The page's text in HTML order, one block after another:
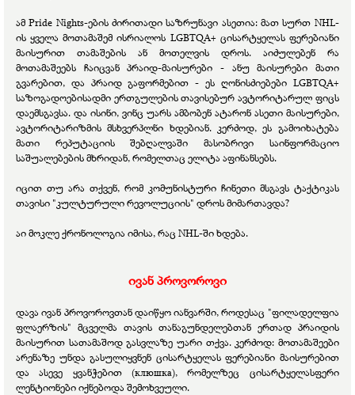
ამ Pride Nights-ების ძირითადი საზრუნავი ასეთია: მათ სურთ NHL-
ის ყველა მოთამაშემ ისრიალოს LGBTQA+ ცისარტყელას ფერებიანი
მაისურით თამაშების ან მოთელვის დროს. აიძულებენ რა
მოთამაშეებს ჩაიცვან პრაიდ-მაისურები - ანუ მაისურები მათი
გვარებით, და პრაიდ გაფორმებით - ეს ღონისძიებები LGBTQA+
საზოგადოებისადმი ერთგულების თავისებურ ავტორიტარულ ფიცს
დაემსგავსა. და ისინი, ვინც უარს ამბობენ ატარონ ასეთი მაისურები,
ავტორიტარიზმის მსხვერპლნი ხდებიან. კერძოდ, ეს გამოიხატება
მათი რეპუტაციის შებღალვაში მასობრივი საინფორმაციო
საშუალებების მხრიდან, რომელთაც ელიტა აფინანსებს.
იცით თუ არა თქვენ, რომ კომუნისტური ჩინეთი მსგავს ტაქტიკას
თავისი "კულტურული რევოლუციის" დროს მიმართავდა?
აი მოკლე ქრონოლოგია იმისა, რაც NHL-ში ხდება.
ივან პროვოროვი
დავა ივან პროვოროვთან დაიწყო იანვარში, როდესაც "ფილადელფია
ფლაერზის" მცველმა თავის თანაგუნდელებთან ერთად პრაიდის
მაისურით სათამაშოდ გასვლაზე უარი თქვა. კერძოდ: მოთამაშეები
არენაზე უნდა გასულიყვნენ ცისარტყელას ფერებიანი მაისურებით
და ასევე ყვანჭებით (клюшка), რომელზეც ცისარტყელასფერი
ლენტიონები იქნებოდა შემოხვეული.